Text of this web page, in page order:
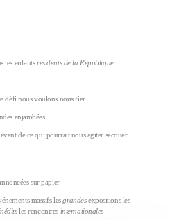
les enfantsrésidents de la République
défi nous voulons nous fier
enjambées
de ce qui pourrait nous agiter secouer
sur papier
massifs lesgrandesexpositions les
inéditsles rencontres internationales